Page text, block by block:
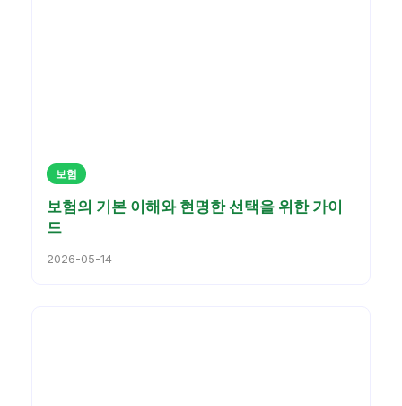
보험
보험의 기본 이해와 현명한 선택을 위한 가이
드
2026-05-14